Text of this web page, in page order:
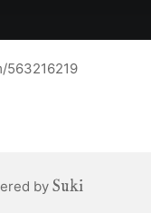
563216219
by Suki